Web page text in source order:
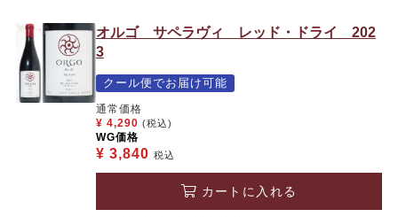
オルゴ サペラヴィ レッド・ドライ 202
3
クール便でお届け可能
通常価格
¥ 4,290 (税込)
WG価格
¥ 3,840 税込
カートに入れる